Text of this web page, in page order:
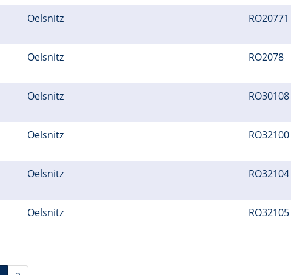
Oelsnitz RO20771
Oelsnitz RO2078
Oelsnitz RO30108
Oelsnitz RO32100
Oelsnitz RO32104
Oelsnitz RO32105